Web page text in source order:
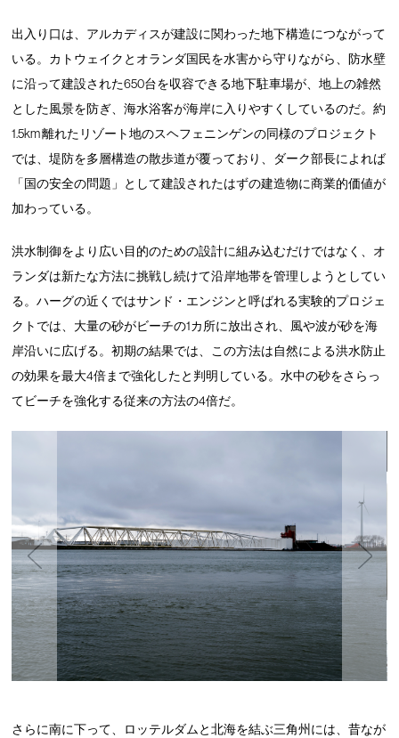
出入り口は、アルカディスが建設に関わった地下構造につながって
いる。カトウェイクとオランダ国民を水害から守りながら、防水壁
に沿って建設された650台を収容できる地下駐車場が、地上の雑然
とした風景を防ぎ、海水浴客が海岸に入りやすくしているのだ。約
1.5km 離れたリゾート地のスヘフェニンゲンの同様のプロジェクト
では、堤防を多層構造の散歩道が覆っており、ダーク部長によれば
「国の安全の問題」として建設されたはずの建造物に商業的価値が
加わっている。
洪水制御をより広い目的のための設計に組み込むだけではなく、オ
ランダは新たな方法に挑戦し続けて沿岸地帯を管理しようとしてい
る。ハーグの近くではサンド・エンジンと呼ばれる実験的プロジェ
クトでは、大量の砂がビーチの1カ所に放出され、風や波が砂を海
岸沿いに広げる。初期の結果では、この方法は自然による洪水防止
の効果を最大4倍まで強化したと判明している。水中の砂をさらっ
てビーチを強化する従来の方法の4倍だ。
さらに南に下って、ロッテルダムと北海を結ぶ三角州には、昔なが